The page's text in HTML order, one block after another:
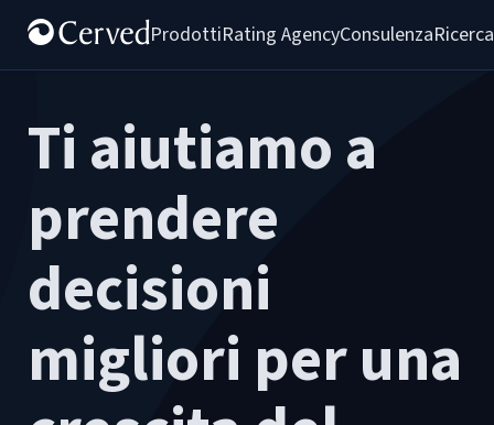
ProdottiRating AgencyConsulenza
Ti aiutiamo a
prendere
decisioni
migliori per una